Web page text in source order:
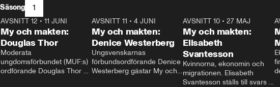
Säsong 1
26:27
AVSNITT 12 • 11 JUNI
My och makten:
Douglas Thor
Moderata
ungdomsförbundet (MUF:s)
ordförande Douglas Thor
23:40
AVSNITT 11 •4 JUNI
My och makten:
Denice Westerberg
Ungsvenskarnas
förbundsordförande Denice
Westerberg gästar My och
AVSNITT 10 •27 MAJ
My och makten:
Elisabeth
Svantesson
Kvinnorna, ekonomin och
migrationen. Elisabeth
Svantesson ställs till svars